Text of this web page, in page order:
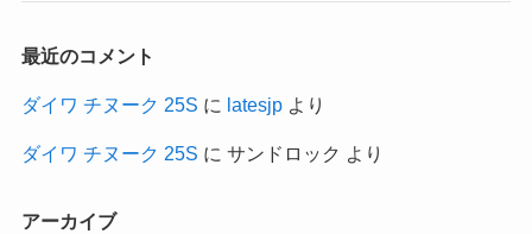
最近のコメント
ダイワ チヌーク 25S に latesjpより
ダイワ チヌーク 25S に サンドロック より
アーカイブ